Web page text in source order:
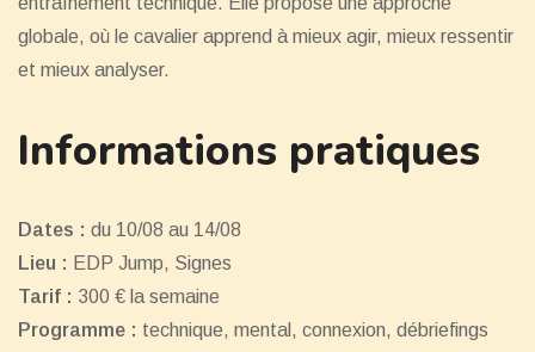
globale, où le cavalier apprend à mieux agir, mieux ressentir
et mieux analyser.
Informations pratiques
Dates : du 10/08 au 14/08
Lieu : EDP Jump, Signes
Tarif : 300 € la semaine
Programme : technique, mental, connexion, débriefings